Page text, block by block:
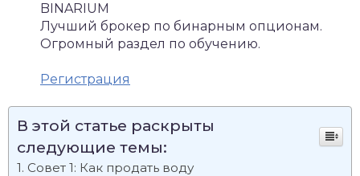
BINARIUM
Лучший брокер по бинарным опционам.
Огромный раздел по обучению.
Регистрация
В этой статье раскрыты
следующие темы:
Совет 1: Как продать воду